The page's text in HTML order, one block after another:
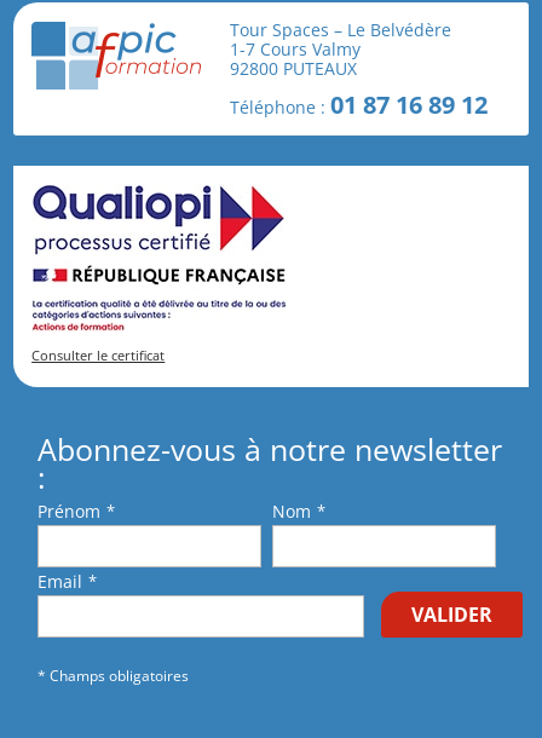
extérieures, France Chimie impose
une formation générale des
personnels des ...
RÉSERVER
une formation générale des
personnels des ...
Tour Spaces – Le Belvédère
1-7 Cours Valmy
92800 PUTEAUX
Téléphone :01 87 16 89 12
Consulter le certificat
Abonnez-vous à notre newsletter
:
Prénom * Nom *
Email *
VALIDER
* Champs obligatoires